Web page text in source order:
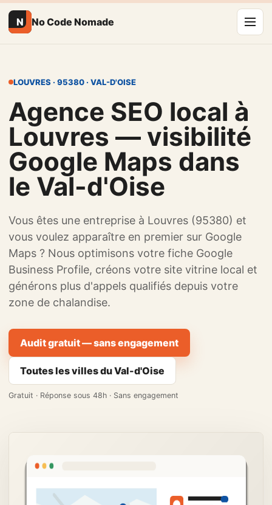
N No Code Nomade
LOUVRES · 95380 · VAL-D'OISE
Agence SEO local à
Louvres — visibilité
Google Maps dans
le Val-d'Oise
Vous êtes une entreprise à Louvres (95380) et
vous voulez apparaître en premier sur Google
Maps ? Nous optimisons votre fiche Google
Business Profile, créons votre site vitrine local et
générons plus d'appels qualifiés depuis votre
zone de chalandise.
Audit gratuit — sans engagement
Toutes les villes du Val-d'Oise
Gratuit · Réponse sous 48h · Sans engagement